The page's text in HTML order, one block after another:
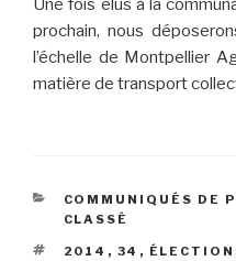
Une fois élus à la
prochain, nous
l’échelle de Montpellier
matière de transport
CATÉGORIES
COMMUNIQUÉS DE
CLASSÉ
ÉTIQUETTES
2014 , 34 ,